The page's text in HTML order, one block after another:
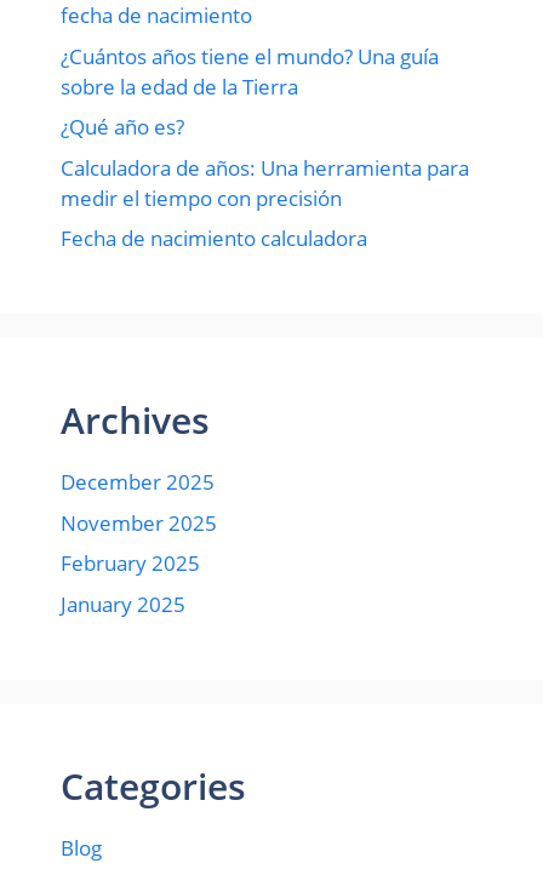
fecha de nacimiento
¿Cuántos años tiene el mundo? Una guía
sobre la edad de la Tierra
¿Qué año es?
Calculadora de años: Una herramienta para
medir el tiempo con precisión
Fecha de nacimiento calculadora
Archives
December 2025
November 2025
February 2025
January 2025
Categories
Blog